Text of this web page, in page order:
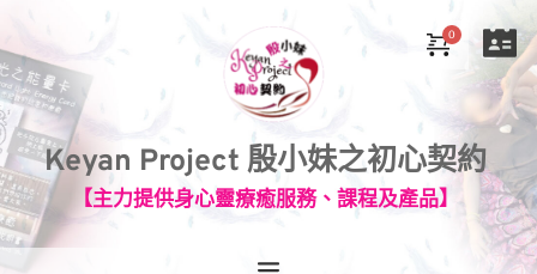
Keyan Project 殷小妹之初心契約
【主力提供身心靈療癒服務、課程及產品】